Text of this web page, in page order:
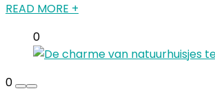
READ MORE +
0
0